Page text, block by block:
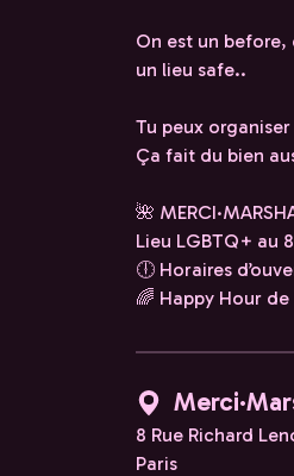
On est un before,
un lieu safe..
Tu peux
Ça fait du bien
🌺
Lieu LGBTQ+ au
🕕 Horaires
🌈 Happy Hour
8 Rue Richard
Paris